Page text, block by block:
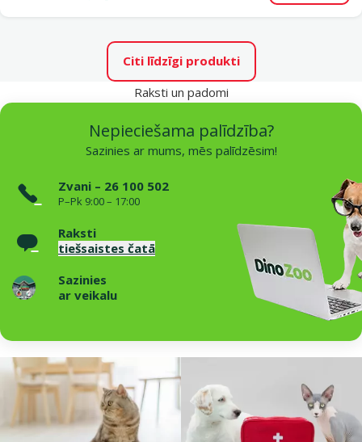
Citi līdzīgi produkti
Raksti un padomi
Nepieciešama palīdzība?
Sazinies ar mums, mēs palīdzēsim!
Zvani – 26 100 502
P–Pk 9:00 – 17:00
Raksti
tiešsaistes čatā
Sazinies
ar veikalu